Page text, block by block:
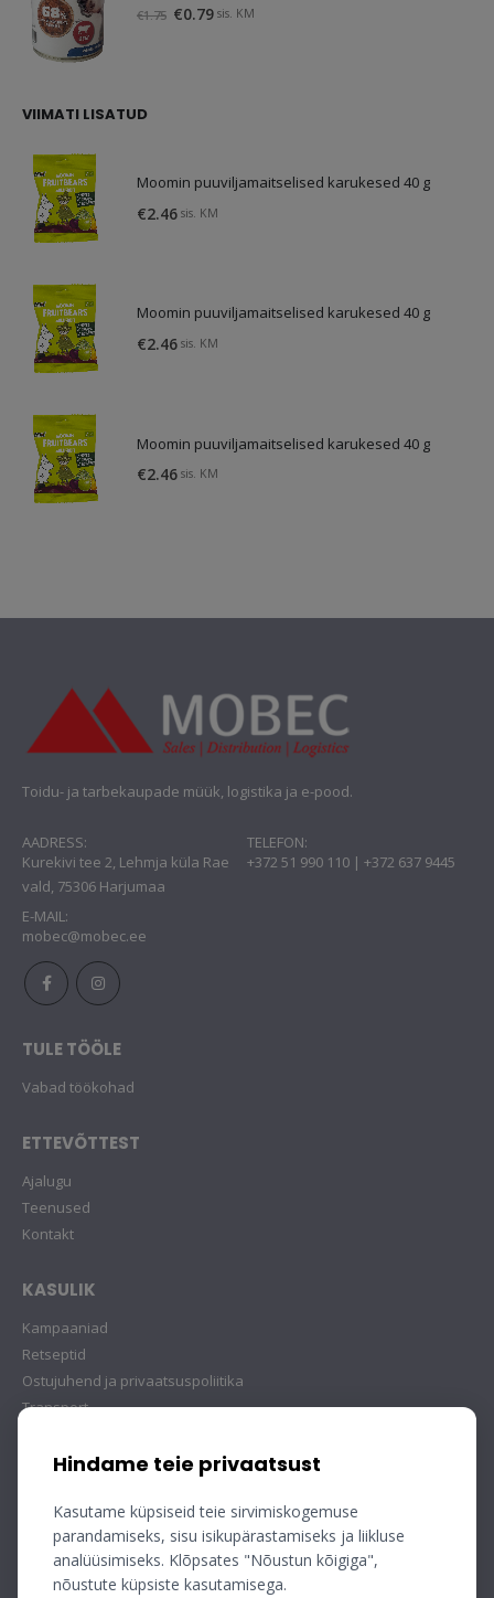
€1.75 Algne
€0.79Praegune
sis. KM
VIIMATI LISATUD
Moomin puuviljamaitselised karukesed 40 g
€2.46 sis. KM
Moomin puuviljamaitselised karukesed 40 g
€2.46 sis. KM
Moomin puuviljamaitselised karukesed 40 g
€2.46 sis. KM
Toidu- ja tarbekaupade müük, logistika ja e-pood.
AADRESS:
Kurekivi tee 2, Lehmja küla Rae
vald, 75306 Harjumaa
TELEFON:
+372 51 990 110 | +372 637 9445
E-MAIL:
mobec@mobec.ee
TULE TÖÖLE
Vabad töökohad
ETTEVÕTTEST
Ajalugu
Teenused
Kontakt
KASULIK
Kampaaniad
Retseptid
Ostujuhend ja privaatsuspoliitika
Transport
Hindame teie privaatsust
Kasutame küpsiseid teie sirvimiskogemuse
parandamiseks, sisu isikupärastamiseks ja liikluse
analüüsimiseks. Klõpsates "Nõustun kõigiga",
nõustute küpsiste kasutamisega.